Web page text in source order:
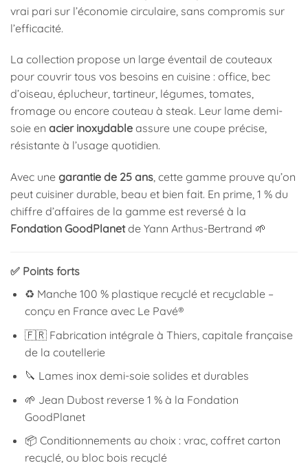
vrai pari sur l’économie circulaire, sans compromis sur
l’efficacité.
La collection propose un large éventail de couteaux
pour couvrir tous vos besoins en cuisine : office, bec
d’oiseau, éplucheur, tartineur, légumes, tomates,
fromage ou encore couteau à steak. Leur lame demi-
soie en acier inoxydable assure une coupe précise,
résistante à l’usage quotidien.
Avec une garantie de 25 ans, cette gamme prouve qu’on
peut cuisiner durable, beau et bien fait. En prime, 1 % du
chiffre d’affaires de la gamme est reversé à la
Fondation GoodPlanetde Yann Arthus-Bertrand 🌱
✅ Points forts
♻️ Manche 100 % plastique recyclé et recyclable –
conçu en France avec Le Pavé®
🇫🇷 Fabrication intégrale à Thiers, capitale française
de la coutellerie
🔪 Lames inox demi-soie solides et durables
🌱 Jean Dubost reverse 1 % à la Fondation
GoodPlanet
📦 Conditionnements au choix : vrac, coffret carton
recyclé, ou bloc bois recyclé